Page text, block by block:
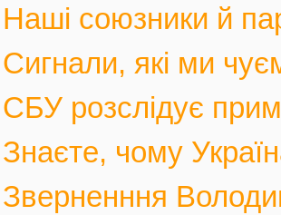
Наші союзники й
Сигнали, які ми
СБУ розслідує
Знаєте, чому
Зверненння